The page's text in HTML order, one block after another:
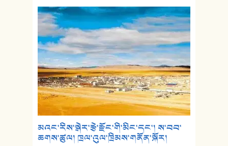
མའང་རིས་སྒེར་རྩེ་རྫོང་གི་མིང་དང་། ས་བབ་
ཆགས་ཚུལ། ཁྲལ་འུལ་ཁྲིམས་གནོན་སྐོར།